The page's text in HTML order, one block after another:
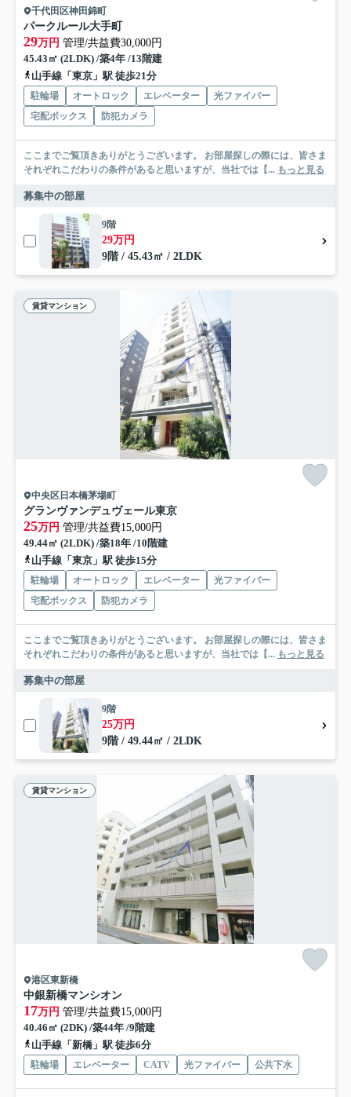
千代田区神田錦町
パークルール大手町
29万円 管理/共益費30,000円
45.43㎡ (2LDK) /築4年 /13階建
山手線「東京」駅 徒歩21分
駐輪場 オートロック エレベーター
光ファイバー
宅配ボックス
防犯カメラ
ここまでご覧頂きありがとうございます。 お部屋探しの際には、皆さま
それぞれこだわりの条件があると思いますが、当社では【... もっと見る
募集中の部屋
9階
29万円
9階 / 45.43㎡ / 2LDK
賃貸マンション
中央区日本橋茅場町
グランヴァンデュヴェール東京
25万円 管理/共益費15,000円
49.44㎡ (2LDK) /築18年 /10階建
山手線「東京」駅 徒歩15分
駐輪場 オートロック エレベーター
光ファイバー
宅配ボックス
防犯カメラ
ここまでご覧頂きありがとうございます。 お部屋探しの際には、皆さま
それぞれこだわりの条件があると思いますが、当社では【... もっと見る
募集中の部屋
9階
25万円
9階 / 49.44㎡ / 2LDK
賃貸マンション
港区東新橋
中銀新橋マンシオン
17万円 管理/共益費15,000円
40.46㎡ (2DK) /築44年 /9階建
山手線「新橋」駅 徒歩6分
駐輪場 エレベーター CATV 光ファイバー 公共下水